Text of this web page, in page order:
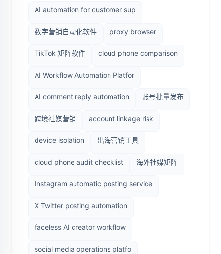
AI automation for customer sup
数字营销自动化软件 proxy browser
TikTok 矩阵软件 cloud phone comparison
AI Workflow Automation Platfor
AI comment reply automation 账号批量发布
跨境社媒营销 account linkage risk
device isolation 出海营销工具
cloud phone audit checklist 海外社媒矩阵
Instagram automatic posting service
X Twitter posting automation
faceless AI creator workflow
social media operations platfo